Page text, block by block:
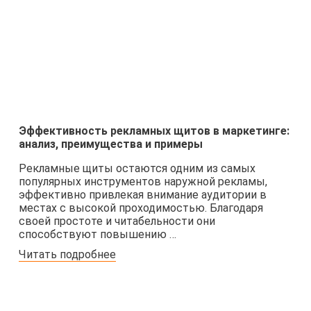
Эффективность рекламных щитов в маркетинге:
анализ, преимущества и примеры
Рекламные щиты остаются одним из самых
популярных инструментов наружной рекламы,
эффективно привлекая внимание аудитории в
местах с высокой проходимостью. Благодаря
своей простоте и читабельности они
способствуют повышению …
Читать подробнее